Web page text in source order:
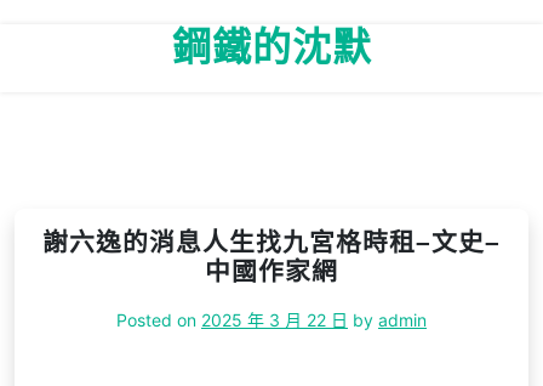
鋼鐵的沈默
謝六逸的消息人生找九宮格時租–文史–
中國作家網
Posted on 2025 年 3 月 22 日 by admin